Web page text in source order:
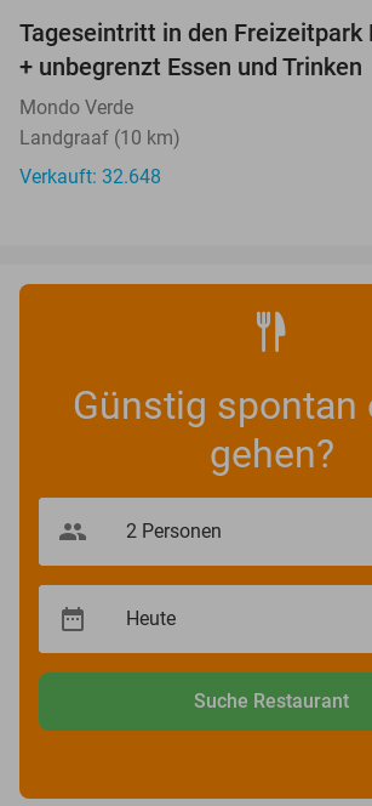
Tageseintritt in den Freizeitpark
+ unbegrenzt Essen und Trinken
Mondo Verde
Landgraaf (10 km)
Verkauft: 32.648
Günstig spontan
gehen?
Suche Restaurant